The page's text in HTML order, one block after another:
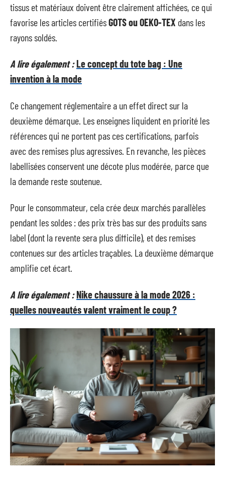
tissus et matériaux doivent être clairement affichées, ce qui
favorise les articles certifiésGOTS ou OEKO-TEX dans les
rayons soldés.
A lire également :Le concept du tote bag : Une
invention à la mode
Ce changement réglementaire a un effet direct sur la
deuxième démarque. Les enseignes liquident en priorité les
références qui ne portent pas ces certifications, parfois
avec des remises plus agressives. En revanche, les pièces
labellisées conservent une décote plus modérée, parce que
la demande reste soutenue.
Pour le consommateur, cela crée deux marchés parallèles
pendant les soldes : des prix très bas sur des produits sans
label (dont la revente sera plus difficile), et des remises
contenues sur des articles traçables. La deuxième démarque
amplifie cet écart.
A lire également :Nike chaussure à la mode 2026 :
quelles nouveautés valent vraiment le coup ?